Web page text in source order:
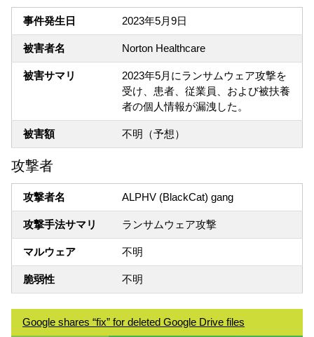
事件発生日 2023年5月9日
被害者名 Norton Healthcare
被害サマリ
2023年5月にランサムウェア攻撃を
受け、患者、従業員、および被扶養
者の個人情報が漏洩した。
被害額 不明（予想）
攻撃者
攻撃者名 ALPHV (BlackCat) gang
攻撃手法サマリ ランサムウェア攻撃
マルウェア 不明
脆弱性 不明
Google shares “fix” for deleted Google Drive files